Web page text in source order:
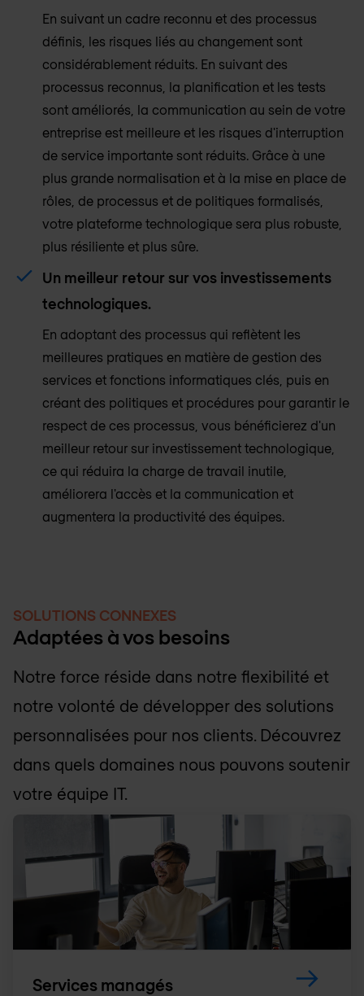
En suivant un cadre reconnu et des processus
définis, les risques liés au changement sont
considérablement réduits. En suivant des
processus reconnus, la planification et les tests
sont améliorés, la communication au sein de votre
entreprise est meilleure et les risques d'interruption
de service importante sont réduits. Grâce à une
plus grande normalisation et à la mise en place de
rôles, de processus et de politiques formalisés,
votre plateforme technologique sera plus robuste,
plus résiliente et plus sûre.
Un meilleur retour sur vos investissements
technologiques.
En adoptant des processus qui reflètent les
meilleures pratiques en matière de gestion des
services et fonctions informatiques clés, puis en
créant des politiques et procédures pour garantir le
respect de ces processus, vous bénéficierez d'un
meilleur retour sur investissement technologique,
ce qui réduira la charge de travail inutile,
améliorera l'accès et la communication et
augmentera la productivité des équipes.
SOLUTIONS CONNEXES
Adaptées à vos besoins
Notre force réside dans notre flexibilité et
notre volonté de développer des solutions
personnalisées pour nos clients. Découvrez
dans quels domaines nous pouvons soutenir
votre équipe IT.
Services managés